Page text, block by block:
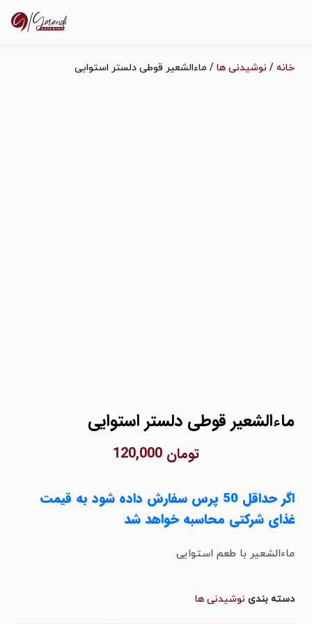
/نوشیدنی ها/ ماءالشعیر قوطی دلستر استوایی
قوطی دلستر استوایی
تومان120,000
اگر حداقل 50 پرس سفارش داده شود به قیمت
شرکتی محاسبه خواهد شد
با طعم استوایی
بندی نوشیدنی ها